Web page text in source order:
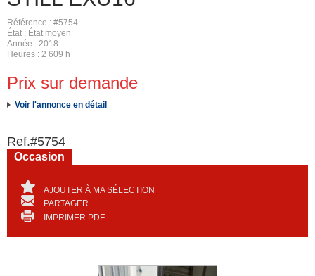
Référence
#5754
État
État moyen
Année
2018
Heures
2 609 h
Prix sur demande
Voir l'annonce en détail
Ref.#5754
Occasion
AJOUTER À MA SÉLECTION
PARTAGER
IMPRIMER PDF